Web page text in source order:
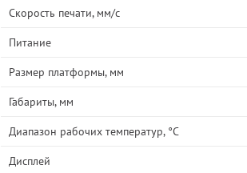
Скорость печати, мм/с
Питание
Размер платформы, мм
Габариты, мм
Диапазон рабочих температур, °C
Дисплей